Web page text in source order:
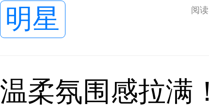
明星 阅读
温柔氛围感拉满